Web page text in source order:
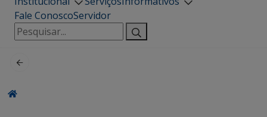
Fale ConoscoServidor
Pesquisar
por: